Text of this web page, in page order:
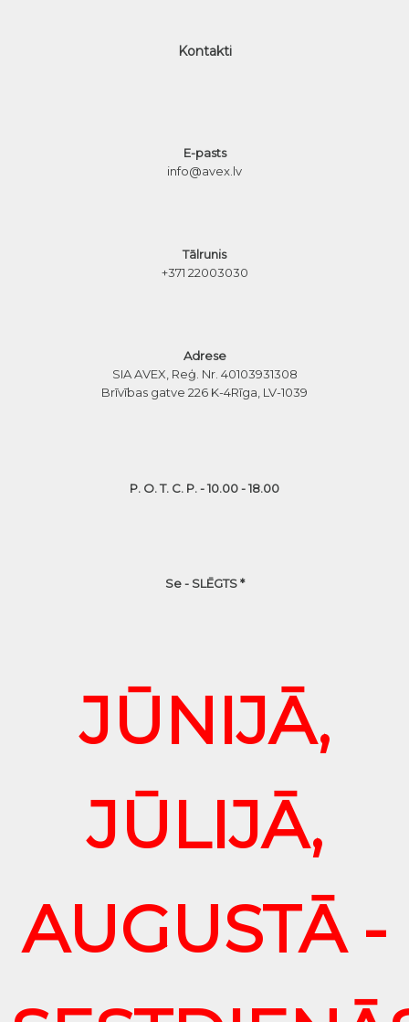
Kontakti
E-pasts
info@avex.lv
Tālrunis
+371 22003030
Adrese
SIA AVEX, Reģ. Nr. 40103931308
Brīvības gatve 226 K-4Rīga, LV-1039
P. O. T. C. P. - 10.00 - 18.00
Se - SLĒGTS *
JŪNIJĀ,
JŪLIJĀ,
AUGUSTĀ -